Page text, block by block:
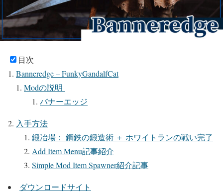
目次
Banneredge – FunkyGandalfCat
Modの説明
バナーエッジ
入手方法
鍛冶場： 鋼鉄の鍛造術 ＋ ホワイトランの戦い完了
Add Item Menu記事紹介
Simple Mod Item Spawner紹介記事
ダウンロードサイト